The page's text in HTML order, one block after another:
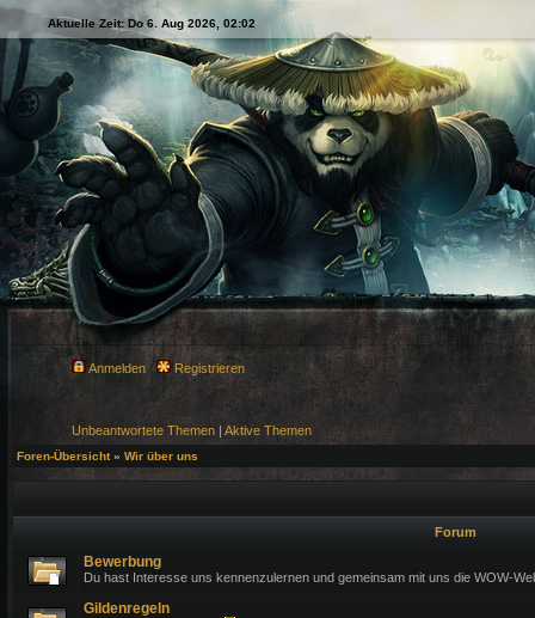
Aktuelle Zeit: Do 6. Aug 2026, 02:02
Anmelden Registrieren
Unbeantwortete Themen | Aktive Themen
Foren-Übersicht» Wir über uns
Forum
Bewerbung
Du hast Interesse uns kennenzulernen und gemeinsam mit uns die WOW-
Gildenregeln